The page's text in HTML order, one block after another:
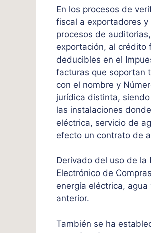
En los procesos de
fiscal a exportadores
procesos de
exportación, al crédito
deducibles en el
facturas que soportan
con el nombre y
jurídica distinta,
las instalaciones
eléctrica, servicio de
efecto un contrato de
Derivado del uso de la
Electrónico de
energía eléctrica,
anterior.
También se ha